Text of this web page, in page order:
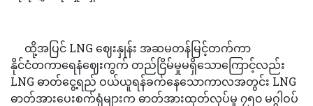
ထို့အပြင် LNG ဈေးနှုန်း အဆမတန်မြင့်တက်ကာ
နိုင်ငံတကာရေနံဈေးကွက် တည်ငြိမ်မှုမရှိသောကြောင့်လည်း
LNG ဓာတ်ငွေ့ရည် ဝယ်ယူရန်ခက်နေသောကာလအတွင်း LNG
ဓာတ်အားပေးစက်ရုံများက ဓာတ်အားထုတ်လုပ်မှု ၇၅၀ မဂ္ဂါဝပ်